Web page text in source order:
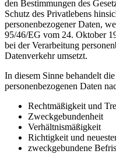
den Bestimmungen des
Schutz des Privatlebens
personenbezogener Daten,
95/46/EG vom 24. Oktober
bei der Verarbeitung
Datenverkehr umsetzt.
In diesem Sinne behandelt
personenbezogenen Daten
Rechtmäßigkeit und
Zweckgebundenheit
Verhältnismäßigkeit
Richtigkeit und
zweckgebundene